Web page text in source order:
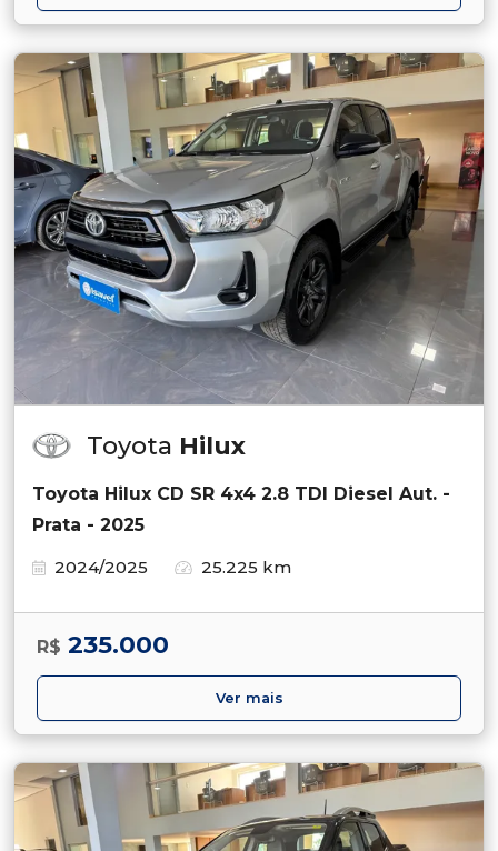
Toyota Hilux
Toyota Hilux CD SR 4x4 2.8 TDI Diesel Aut. -
Prata - 2025
2024/2025
25.225 km
R$ 235.000
Ver mais